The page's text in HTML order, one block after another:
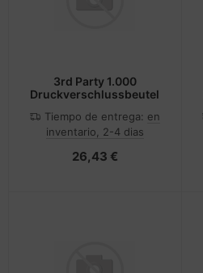
3rd Party 1.000
Druckverschlussbeutel
Tiempo de entrega: en
inventario, 2-4 dias
26,43 €